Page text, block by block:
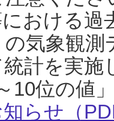
おける過
の気象観
計を実
10位の値
らせ（